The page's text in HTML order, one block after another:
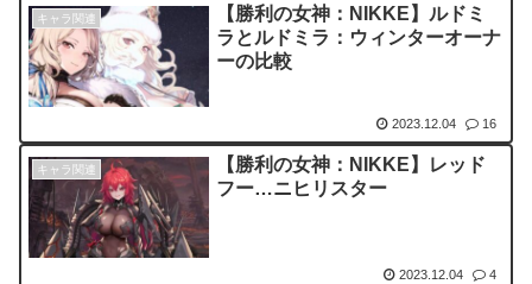
キャラ関連
【勝利の女神：NIKKE】ルドミ
ラとルドミラ：ウィンターオーナ
ーの比較
2023.12.04 16
キャラ関連
【勝利の女神：NIKKE】レッド
フー…ニヒリスター
2023.12.04 4